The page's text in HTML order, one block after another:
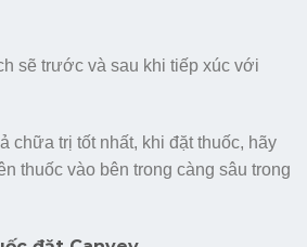
sẽ trước và sau khi tiếp xúc với
chữa trị tốt nhất, khi đặt thuốc, hãy
thuốc vào bên trong càng sâu trong